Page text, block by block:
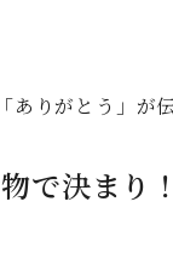
ありがとう」が
で決まり